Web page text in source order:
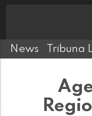
News Tribuna